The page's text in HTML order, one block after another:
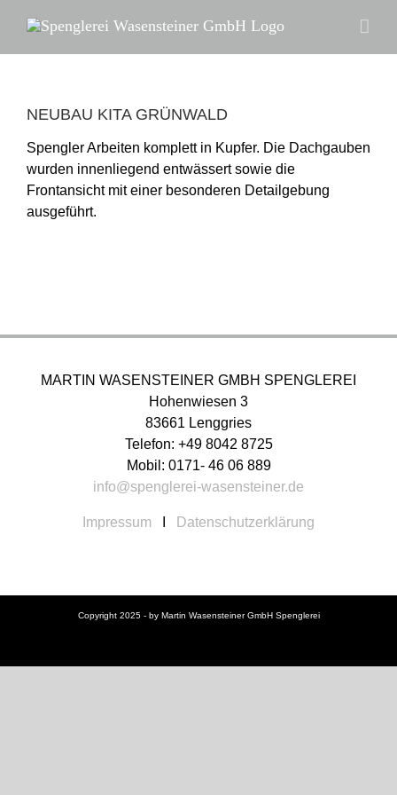
Inhalt
springen
NEUBAU KITA GRÜNWALD
Spengler Arbeiten komplett in Kupfer. Die Dachgauben
wurden innenliegend entwässert sowie die
Frontansicht mit einer besonderen Detailgebung
ausgeführt.
MARTIN WASENSTEINER GMBH SPENGLEREI
Hohenwiesen 3
83661 Lenggries
Telefon: +49 8042 8725
Mobil: 0171- 46 06 889
info@spenglerei-wasensteiner.de
Impressum Datenschutzerklärung
Copyright 2025 - by Martin Wasensteiner GmbH Spenglerei